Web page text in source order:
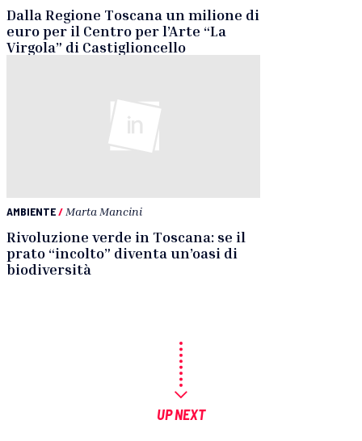
Dalla Regione Toscana un milione di
euro per il Centro per l’Arte “La
Virgola” di Castiglioncello
AMBIENTE/ Marta Mancini
Rivoluzione verde in Toscana: se il
prato “incolto” diventa un’oasi di
biodiversità
UP NEXT